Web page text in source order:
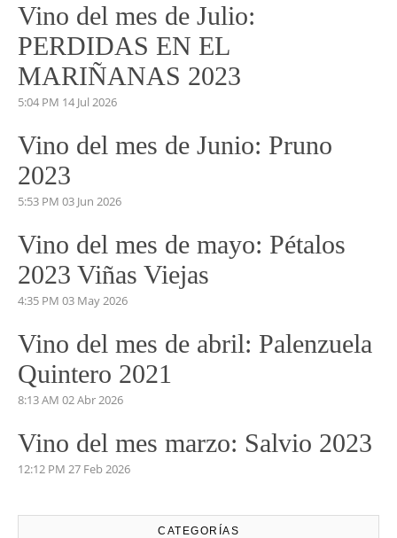
Vino del mes de Julio:
PERDIDAS EN EL
MARIÑANAS 2023
5:04 PM 14 Jul 2026
Vino del mes de Junio: Pruno
2023
5:53 PM 03 Jun 2026
Vino del mes de mayo: Pétalos
2023 Viñas Viejas
4:35 PM 03 May 2026
Vino del mes de abril: Palenzuela
Quintero 2021
8:13 AM 02 Abr 2026
Vino del mes marzo: Salvio 2023
12:12 PM 27 Feb 2026
CATEGORÍAS